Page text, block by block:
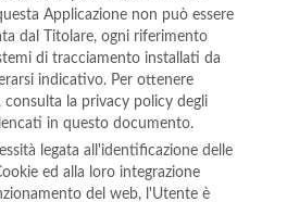
Applicazione non può essere
dal Titolare, ogni riferimento
di tracciamento installati da
indicativo. Per ottenere
la privacy policy degli
in questo documento.
legata all'identificazione delle
ed alla loro integrazione
del web, l'Utente è